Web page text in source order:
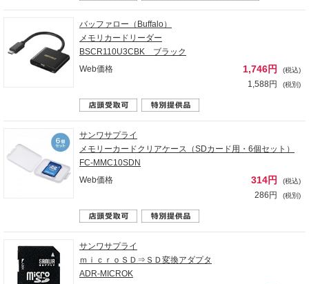
バッファロー（Buffalo）
メモリカードリーダー
BSCR110U3CBK ブラック
Web価格
1,746円 (税込)
1,588円 (税別)
サンワサプライ
メモリーカードクリアケース（SDカード用・6個セット）
FC-MMC10SDN
Web価格
314円 (税込)
286円 (税別)
サンワサプライ
ｍｉｃｒｏＳＤ⇒ＳＤ変換アダプタ
ADR-MICROK